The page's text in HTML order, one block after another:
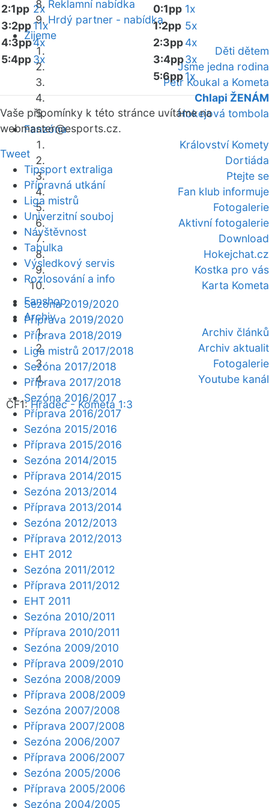
Reklamní nabídka
Hrdý partner - nabídka
Žijeme
Děti dětem
Jsme jedna rodina
Petr Koukal a Kometa
Chlapi ŽENÁM
Hokejová tombola
Fanzóna
Království Komety
Dortiáda
Ptejte se
Fan klub informuje
Fotogalerie
Aktivní fotogalerie
Download
Hokejchat.cz
Kostka pro vás
Karta Kometa
Fanshop
Archiv
Archiv článků
Archiv aktualit
Fotogalerie
Youtube kanál
ČF1:Hradec - Kometa 1:3
2:1pp 2x
3:2pp11x
4:3pp4x
5:4pp3x
0:1pp 1x
1:2pp 5x
2:3pp4x
3:4pp3x
5:6pp1x
Vaše připomínky k této stránce uvítáme na
webmaster@esports.cz.
Tweet
Tipsport extraliga
Přípravná utkání
Liga mistrů
Univerzitní souboj
Návštěvnost
Tabulka
Výsledkový servis
Rozlosování a info
Sezóna 2019/2020
Příprava 2019/2020
Příprava 2018/2019
Liga mistrů 2017/2018
Sezóna 2017/2018
Příprava 2017/2018
Sezóna 2016/2017
Příprava 2016/2017
Sezóna 2015/2016
Příprava 2015/2016
Sezóna 2014/2015
Příprava 2014/2015
Sezóna 2013/2014
Příprava 2013/2014
Sezóna 2012/2013
Příprava 2012/2013
EHT 2012
Sezóna 2011/2012
Příprava 2011/2012
EHT 2011
Sezóna 2010/2011
Příprava 2010/2011
Sezóna 2009/2010
Příprava 2009/2010
Sezóna 2008/2009
Příprava 2008/2009
Sezóna 2007/2008
Příprava 2007/2008
Sezóna 2006/2007
Příprava 2006/2007
Sezóna 2005/2006
Příprava 2005/2006
Sezóna 2004/2005